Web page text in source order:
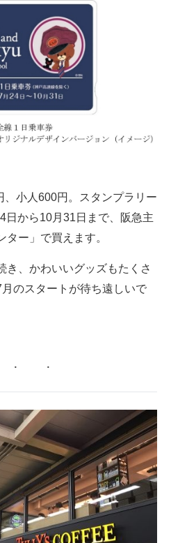
小人600円。スタンプラリー
日から10月31日まで、阪急主
ー」で買えます。
、かわいいグッズもたくさ
のスタートが待ち遠しいで